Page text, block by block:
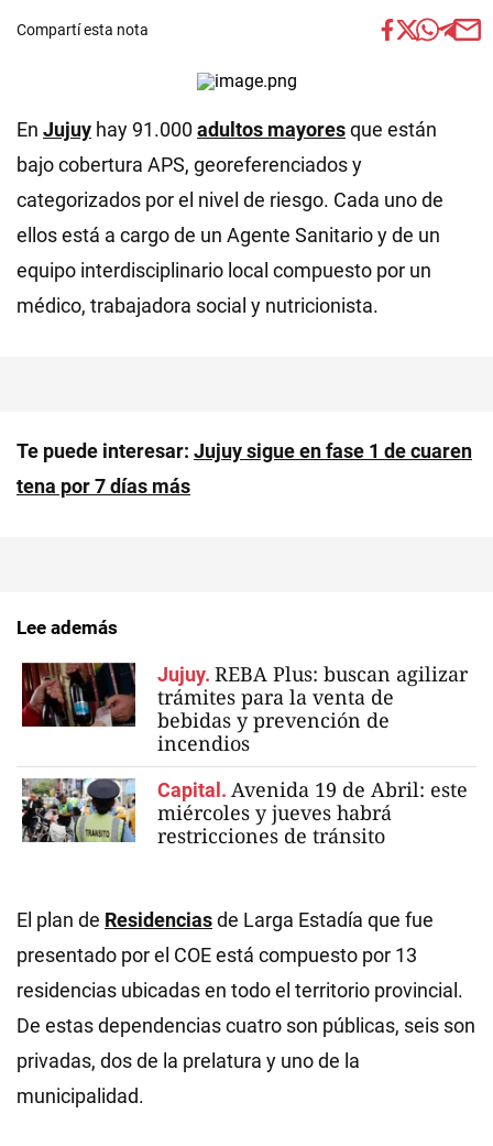
Compartí esta nota
En Jujuy hay 91.000 adultos mayoresque están
bajo cobertura APS, georeferenciados y
categorizados por el nivel de riesgo. Cada uno de
ellos está a cargo de un Agente Sanitario y de un
equipo interdisciplinario local compuesto por un
médico, trabajadora social y nutricionista.
Te puede interesar: Jujuy sigue en fase 1 de cuaren
tena por 7 días más
Lee además
Jujuy. REBA Plus: buscan agilizar
trámites para la venta de
bebidas y prevención de
incendios
Capital. Avenida 19 de Abril: este
miércoles y jueves habrá
restricciones de tránsito
El plan de Residenciasde Larga Estadía que fue
presentado por el COE está compuesto por 13
residencias ubicadas en todo el territorio provincial.
De estas dependencias cuatro son públicas, seis son
privadas, dos de la prelatura y uno de la
municipalidad.